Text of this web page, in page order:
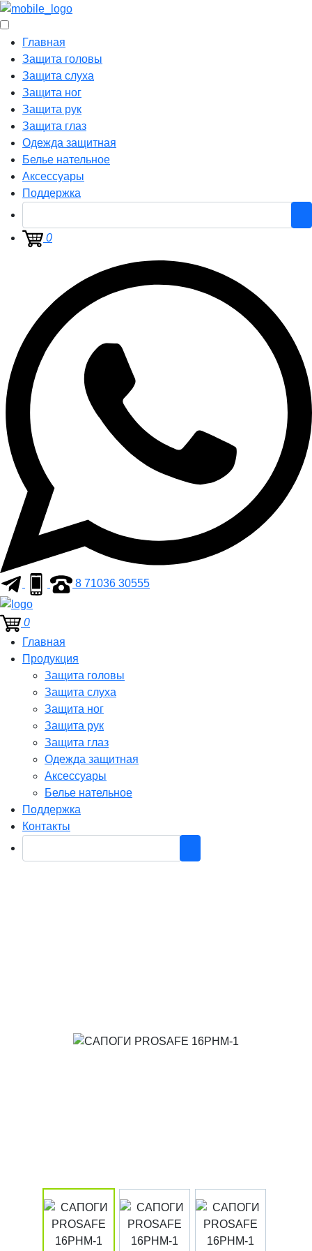
Главная
Защита головы
Защита слуха
Защита ног
Защита рук
Защита глаз
Одежда защитная
Белье нательное
Аксессуары
Поддержка
0
8 71036 30555
0
Главная
Продукция
Защита головы
Защита слуха
Защита ног
Защита рук
Защита глаз
Одежда защитная
Аксессуары
Белье нательное
Поддержка
Контакты